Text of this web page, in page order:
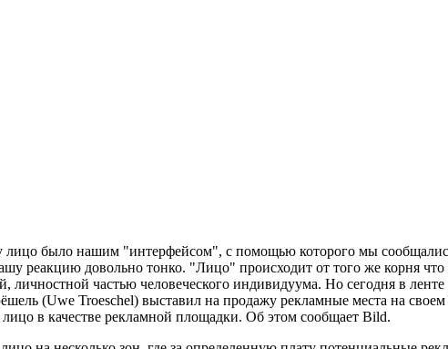
лицо было нашим "интерфейсом", с помощью которого мы
реакцию довольно тонко. "Лицо" происходит от того же корня
личностной частью человеческого индивидуума. Но сегодня в
(Uwe Troeschel) выставил на продажу рекламные места на
лицо в качестве рекламной площадки. Об этом сообщает Bild.